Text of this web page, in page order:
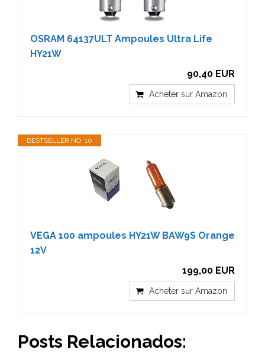
OSRAM 64137ULT Ampoules Ultra Life
HY21W
90,40 EUR
Acheter sur Amazon
BESTSELLER NO. 10
VEGA 100 ampoules HY21W BAW9S Orange
12V
199,00 EUR
Acheter sur Amazon
Posts Relacionados: